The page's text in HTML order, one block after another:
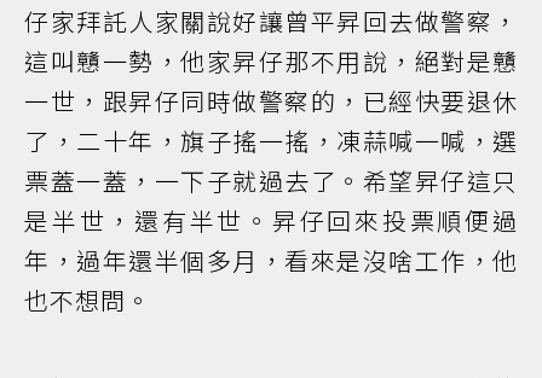
仔家拜託人家關說好讓曾平昇回去做警察，
這叫戇一勢，他家昇仔那不用說，絕對是戇
一世，跟昇仔同時做警察的，已經快要退休
了，二十年，旗子搖一搖，凍蒜喊一喊，選
票蓋一蓋，一下子就過去了。希望昇仔這只
是半世，還有半世。昇仔回來投票順便過
年，過年還半個多月，看來是沒啥工作，他
也不想問。